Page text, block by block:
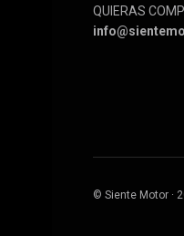
QUIERAS
© Siente Motor ·